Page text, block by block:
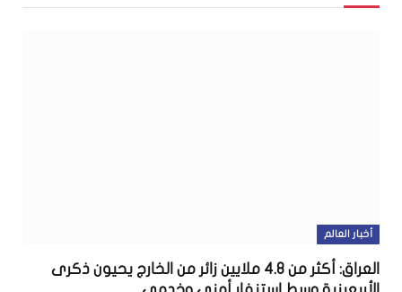
أخبار العالم
العراق: أكثر من 4.8 ملايين زائر من الخارج يحيون ذكرى